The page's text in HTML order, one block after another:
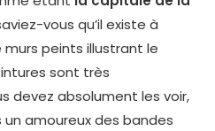
vous qu’il existe à
murs peints illustrant le
sont très
devez absolument les voir,
amoureux des bandes